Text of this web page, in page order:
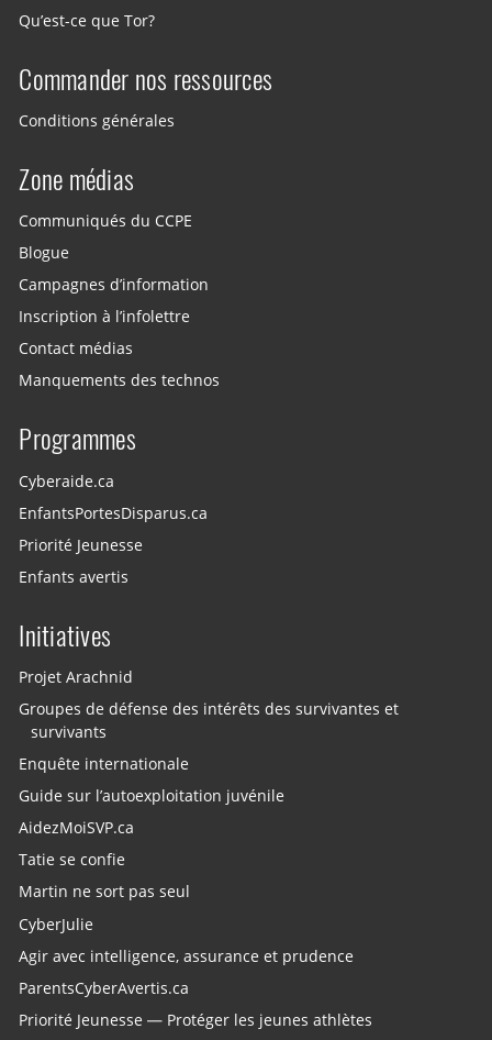
Qu’est-ce que Tor?
Commander nos ressources
Conditions générales
Zone médias
Communiqués du CCPE
Blogue
Campagnes d’information
Inscription à l’infolettre
Contact médias
Manquements des technos
Programmes
Cyberaide.ca
EnfantsPortesDisparus.ca
Priorité Jeunesse
Enfants avertis
Initiatives
Projet Arachnid
Groupes de défense des intérêts des survivantes et
survivants
Enquête internationale
Guide sur l’autoexploitation juvénile
AidezMoiSVP.ca
Tatie se confie
Martin ne sort pas seul
CyberJulie
Agir avec intelligence, assurance et prudence
ParentsCyberAvertis.ca
Priorité Jeunesse — Protéger les jeunes athlètes